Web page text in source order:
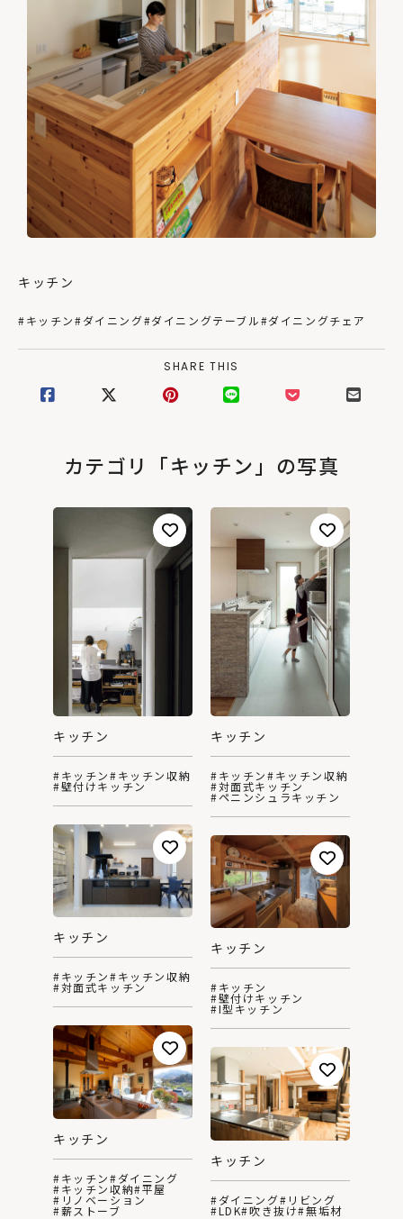
キッチン
#キッチン#ダイニング#ダイニングテーブル#ダイニングチェア
SHARE THIS
カテゴリ「キッチン」の写真
キッチン
#キッチン#キッチン収納
#壁付けキッチン
キッチン
#キッチン#キッチン収納
#対面式キッチン
#ペニンシュラキッチン
キッチン
#キッチン#キッチン収納
#対面式キッチン
キッチン
#キッチン
#壁付けキッチン
#I型キッチン
キッチン
#キッチン#ダイニング
#キッチン収納#平屋
#リノベーション
#薪ストーブ
キッチン
#ダイニング#リビング
#LDK#吹き抜け#無垢材